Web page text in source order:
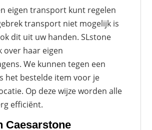
eigen transport kunt regelen
transport niet mogelijk is
dit uit uw handen. SLstone
over haar eigen
We kunnen tegen een
het bestelde item voor je
Op deze wijze worden alle
efficiënt.
Caesarstone